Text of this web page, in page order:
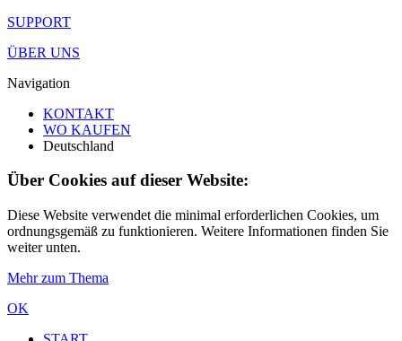
SUPPORT
ÜBER UNS
Navigation
KONTAKT
WO KAUFEN
Deutschland
Über Cookies auf dieser Website:
Diese Website verwendet die minimal erforderlichen Cookies, um
ordnungsgemäß zu funktionieren. Weitere Informationen finden Sie
weiter unten.
Mehr zum Thema
OK